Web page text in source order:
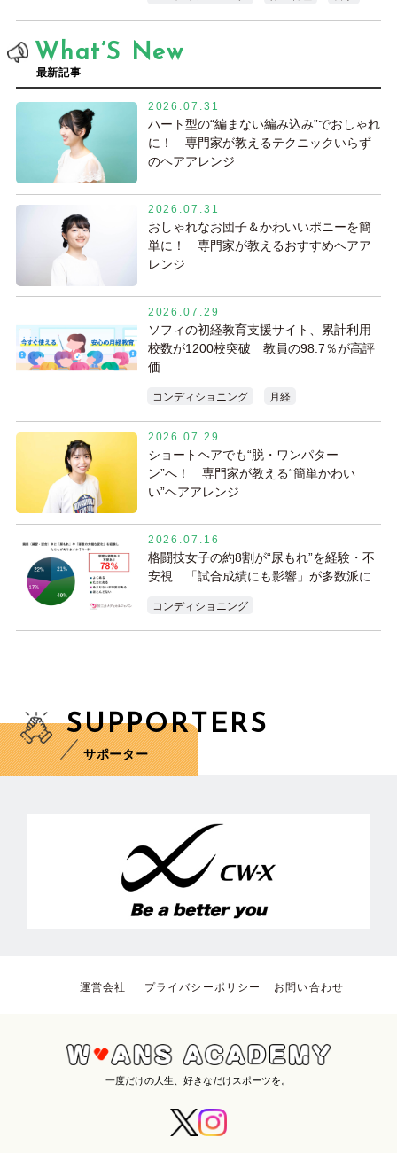
What’S New
最新記事
2026.07.31
ハート型の“編まない編み込み”でおしゃれ
に！ 専門家が教えるテクニックいらず
のヘアアレンジ
2026.07.31
おしゃれなお団子＆かわいいポニーを簡
単に！ 専門家が教えるおすすめヘアア
レンジ
2026.07.29
ソフィの初経教育支援サイト、累計利用
校数が1200校突破 教員の98.7％が高評
価
コンディショニング 月経
2026.07.29
ショートヘアでも“脱・ワンパター
ン”へ！ 専門家が教える“簡単かわい
い”ヘアアレンジ
2026.07.16
格闘技女子の約8割が“尿もれ”を経験・不
安視 「試合成績にも影響」が多数派に
コンディショニング
SUPPORTERS
サポーター
運営会社 プライバシーポリシー お問い合わせ
一度だけの人生、好きなだけスポーツを。